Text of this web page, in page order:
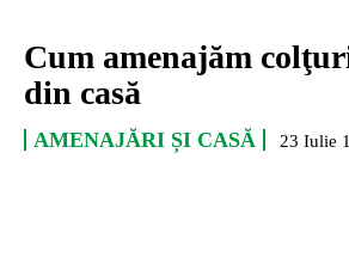
Cum amenajăm
din casă
AMENAJĂRI ȘI CASĂ 23 Iulie